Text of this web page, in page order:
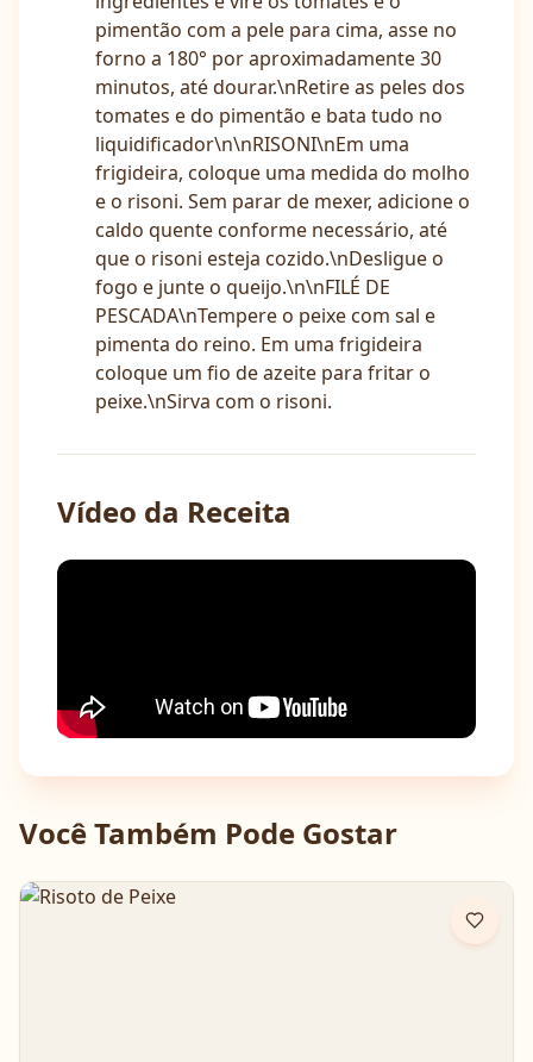
pimentão com a pele para cima, asse no
forno a 180° por aproximadamente 30
minutos, até dourar.\nRetire as peles dos
tomates e do pimentão e bata tudo no
liquidificador\n\nRISONI\nEm uma
frigideira, coloque uma medida do molho
e o risoni. Sem parar de mexer, adicione o
caldo quente conforme necessário, até
que o risoni esteja cozido.\nDesligue o
fogo e junte o queijo.\n\nFILÉ DE
PESCADA\nTempere o peixe com sal e
pimenta do reino. Em uma frigideira
coloque um fio de azeite para fritar o
peixe.\nSirva com o risoni.
Vídeo da Receita
Você Também Pode Gostar